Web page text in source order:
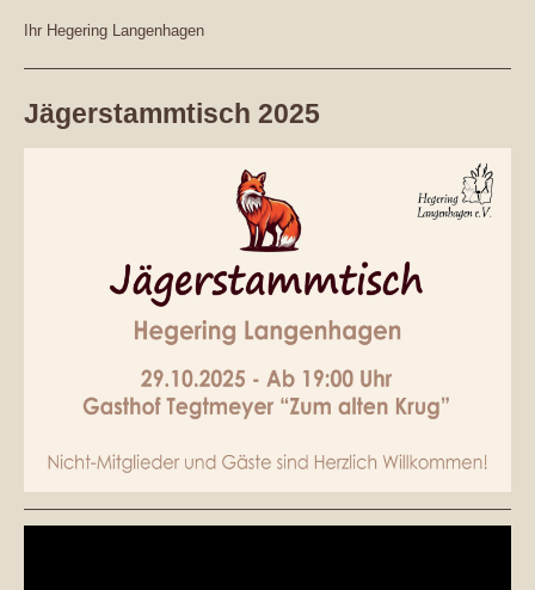
Ihr Hegering Langenhagen
Jägerstammtisch 2025